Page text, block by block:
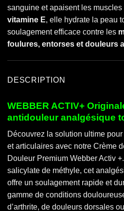
sanguine et apaisent les
vitamine E, elle hydrate la peau
soulagement efficace contre les
foulures, entorses et douleurs
DESCRIPTION
WEBBER ACTIV+
antidouleur analgésique
Découvrez la solution ultime
et articulaires avec notre Crème
Douleur Premium Webber Activ
salicylate de méthyle, cet
offre un soulagement rapide et
gamme de conditions
d’arthrite, de douleurs dorsales